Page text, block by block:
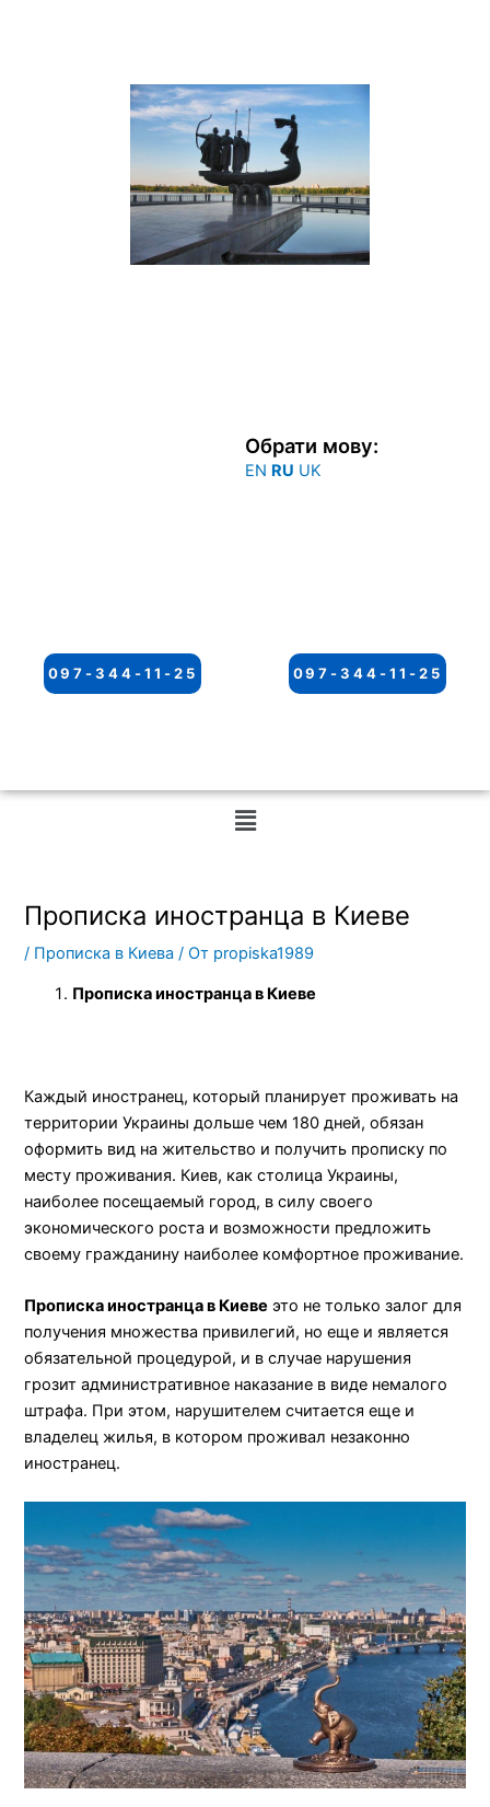
Обрати мову:
EN RU UK
097-344-11-25 097-344-11-25
Меню
Прописка иностранца в Киеве
/ Прописка в Киева / От propiska1989
Прописка иностранца в Киеве
Каждый иностранец, который планирует проживать на
территории Украины дольше чем 180 дней, обязан
оформить вид на жительство и получить прописку по
месту проживания. Киев, как столица Украины,
наиболее посещаемый город, в силу своего
экономического роста и возможности предложить
своему гражданину наиболее комфортное проживание.
Прописка иностранца в Киеве это не только залог для
получения множества привилегий, но еще и является
обязательной процедурой, и в случае нарушения
грозит административное наказание в виде немалого
штрафа. При этом, нарушителем считается еще и
владелец жилья, в котором проживал незаконно
иностранец.